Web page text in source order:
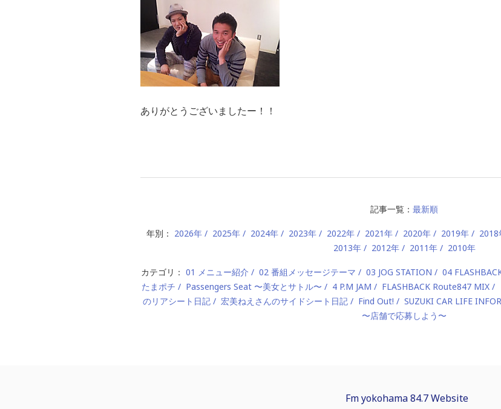
ありがとうございましたー！！
記事一覧： 最新順
年別： 2026年 2025年 2024年 2023年 2022年 2021年 2020年 2019年 2018
2013年
2012年 2011年 2010年
カテゴリ： 01 メニュー紹介 02 番組メッセージテーマ 03 JOG STATION 04
たまポチ
Passengers Seat 〜美女とサトル〜 4 P.M JAM FLASHBACK Route847 MIX
のリアシート日記
宏美ねえさんのサイドシート日記 Find Out! SUZUKI CAR LIFE
〜店舗で応募しよう〜
Fm yokohama 84.7 Website